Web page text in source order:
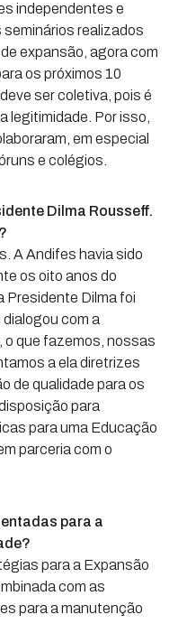
independentes e
seminários realizados
expansão, agora com
os próximos 10
ser coletiva, pois é
legitimidade. Por isso,
em especial
e colégios.
Dilma Rousseff.
A Andifes havia sido
os oito anos do
Presidente Dilma foi
com a
o que fazemos, nossas
a ela diretrizes
de qualidade para os
para
para uma Educação
parceria com o
para a
para a Expansão
com as
para a manutenção